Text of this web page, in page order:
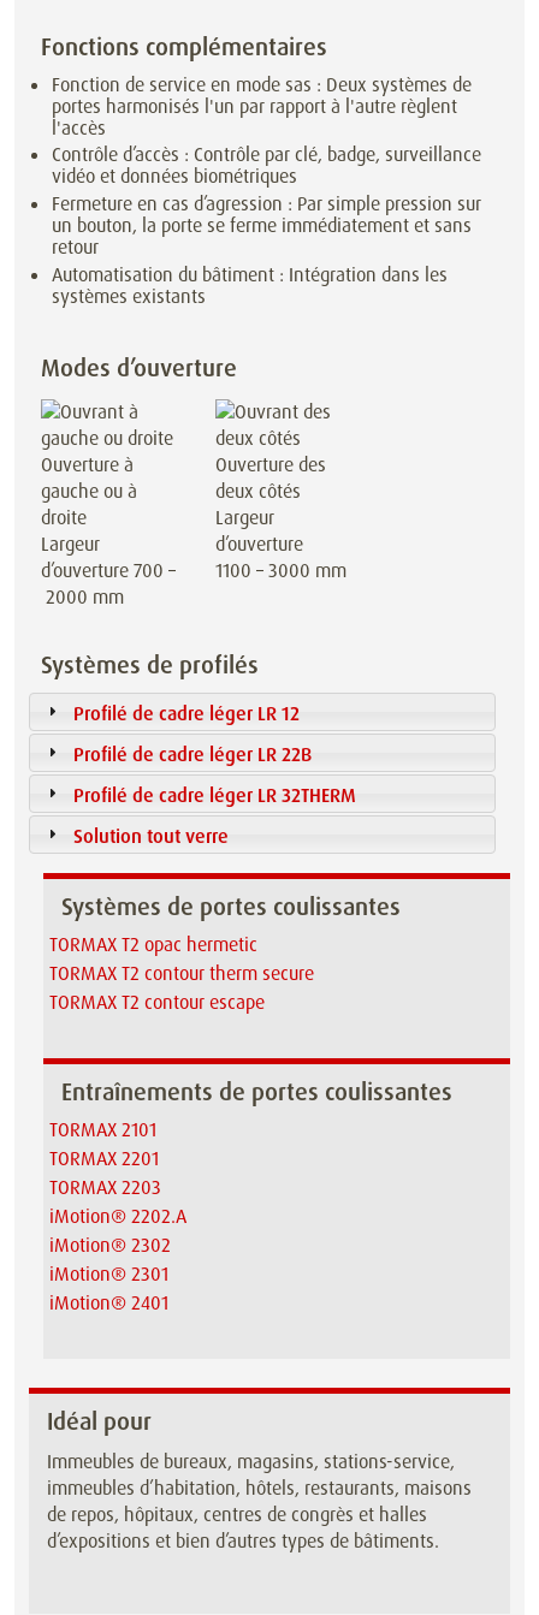
Fonctions complémentaires
Fonction de service en mode sas : Deux systèmes de
portes harmonisés l'un par rapport à l'autre règlent
l'accès
Contrôle d’accès : Contrôle par clé, badge, surveillance
vidéo et données biométriques
Fermeture en cas d’agression : Par simple pression sur
un bouton, la porte se ferme immédiatement et sans
retour
Automatisation du bâtiment : Intégration dans les
systèmes existants
Modes d’ouverture
Ouverture à
gauche ou à
droite
Largeur
d’ouverture 700 –
2000 mm
Ouverture des
deux côtés
Largeur
d’ouverture
1100 – 3000 mm
Systèmes de profilés
Profilé de cadre léger LR 12
Profilé de cadre léger LR 22B
Profilé de cadre léger LR 32THERM
Solution tout verre
Systèmes de portes coulissantes
TORMAX T2 opac hermetic
TORMAX T2 contour therm secure
TORMAX T2 contour escape
Entraînements de portes coulissantes
TORMAX 2101
TORMAX 2201
TORMAX 2203
iMotion® 2202.A
iMotion® 2302
iMotion® 2301
iMotion® 2401
Idéal pour
Immeubles de bureaux, magasins, stations-service,
immeubles d’habitation, hôtels, restaurants, maisons
de repos, hôpitaux, centres de congrès et halles
d’expositions et bien d’autres types de bâtiments.